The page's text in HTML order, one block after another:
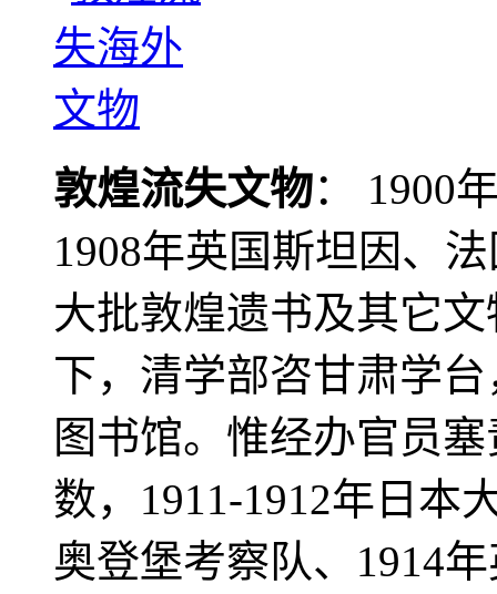
敦煌流失文物： 1900
1908年英国斯坦因、
大批敦煌遗书及其它
下，清学部咨甘肃学
图书馆。惟经办官员
数，1911-1912年日本
奥登堡考察队、1914